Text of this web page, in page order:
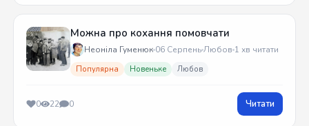
Можна про кохання помовчати
Неоніла Гуменюк 06 СерпеньЛюбов 1 хв читати
Популярна Новеньке Любов
0 22 0 Читати